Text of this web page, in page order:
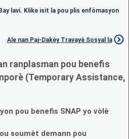
lavi. Klike isit la pou plis enfòmasyon
Ale nan Paj-Dakèy Travayè Sosyal la
ranplasman pou benefis
(Temporary Assistance,
pou benefis SNAP yo vòlè
soumèt demann pou